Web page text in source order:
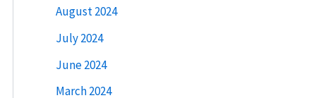
August 2024
July 2024
June 2024
March 2024